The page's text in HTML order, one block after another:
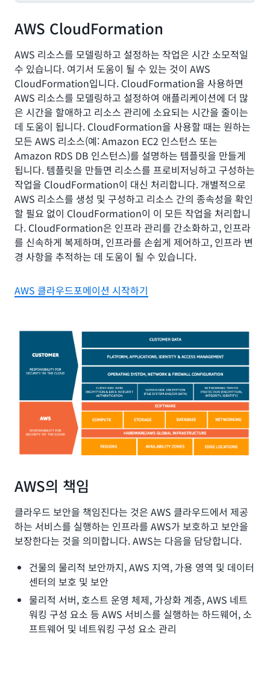
AWS CloudFormation
AWS 리소스를 모델링하고 설정하는 작업은 시간 소모적일
수 있습니다. 여기서 도움이 될 수 있는 것이 AWS
CloudFormation입니다. CloudFormation을 사용하면
AWS 리소스를 모델링하고 설정하여 애플리케이션에 더 많
은 시간을 할애하고 리소스 관리에 소요되는 시간을 줄이는
데 도움이 됩니다. CloudFormation을 사용할 때는 원하는
모든 AWS 리소스(예: Amazon EC2 인스턴스 또는
Amazon RDS DB 인스턴스)를 설명하는 템플릿을 만들게
됩니다. 템플릿을 만들면 리소스를 프로비저닝하고 구성하는
작업을 CloudFormation이 대신 처리합니다. 개별적으로
AWS 리소스를 생성 및 구성하고 리소스 간의 종속성을 확인
할 필요 없이 CloudFormation이 이 모든 작업을 처리합니
다. CloudFormation은 인프라 관리를 간소화하고, 인프라
를 신속하게 복제하며, 인프라를 손쉽게 제어하고, 인프라 변
경 사항을 추적하는 데 도움이 될 수 있습니다.
AWS 클라우드포메이션 시작하기
AWS의 책임
클라우드 보안을 책임진다는 것은 AWS 클라우드에서 제공
하는 서비스를 실행하는 인프라를 AWS가 보호하고 보안을
보장한다는 것을 의미합니다. AWS는 다음을 담당합니다.
건물의 물리적 보안까지, AWS 지역, 가용 영역 및 데이터
센터의 보호 및 보안
물리적 서버, 호스트 운영 체제, 가상화 계층, AWS 네트
워킹 구성 요소 등 AWS 서비스를 실행하는 하드웨어, 소
프트웨어 및 네트워킹 구성 요소 관리